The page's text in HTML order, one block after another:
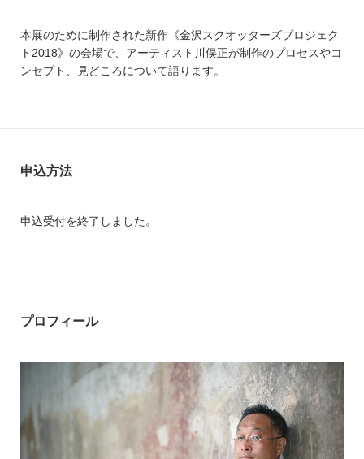
本展のために制作された新作《金沢スクオッターズプロジェク
ト2018》の会場で、アーティスト川俣正が制作のプロセスやコ
ンセプト、見どころについて語ります。
申込方法
申込受付を終了しました。
プロフィール